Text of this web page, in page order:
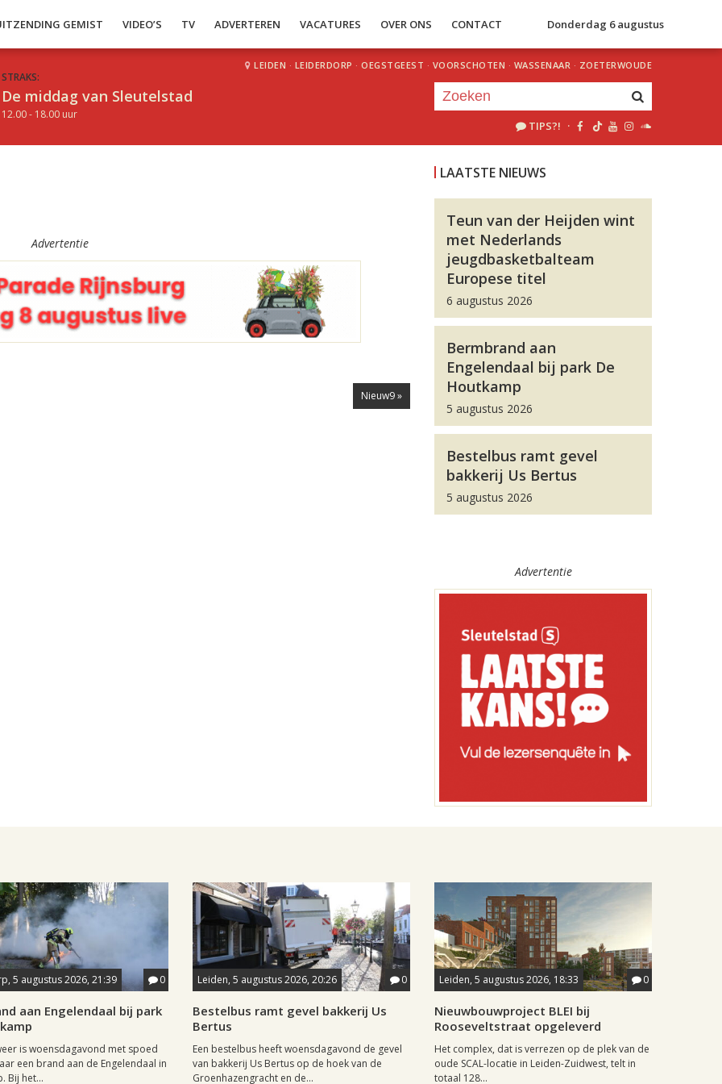
GEMIST VIDEO’S TV ADVERTEREN VACATURES OVER ONS CONTACT Donderdag 6 augustus
STRAKS:
De middag van Sleutelstad
12.00 - 18.00 uur
LEIDEN · LEIDERDORP · OEGSTGEEST · VOORSCHOTEN · WASSENAAR · ZOETERWOUDE
TIPS?! ·
Advertentie
Nieuw9 »
LAATSTE NIEUWS
Teun van der Heijden wint
met Nederlands
jeugdbasketbalteam
Europese titel
6 augustus 2026
Bermbrand aan
Engelendaal bij park De
Houtkamp
5 augustus 2026
Bestelbus ramt gevel
bakkerij Us Bertus
5 augustus 2026
Advertentie
5 augustus 2026, 21:39 0
aan Engelendaal bij park
is woensdagavond met spoed
een brand aan de Engelendaal in
Bij het...
Leiden, 5 augustus 2026, 20:26 0
Bestelbus ramt gevel bakkerij Us
Bertus
Een bestelbus heeft woensdagavond de gevel
van bakkerij Us Bertus op de hoek van de
Groenhazengracht en de...
Leiden, 5 augustus 2026, 18:33 0
Nieuwbouwproject BLEI bij
Rooseveltstraat opgeleverd
Het complex, dat is verrezen op de plek van de
oude SCAL-locatie in Leiden-Zuidwest, telt in
totaal 128...